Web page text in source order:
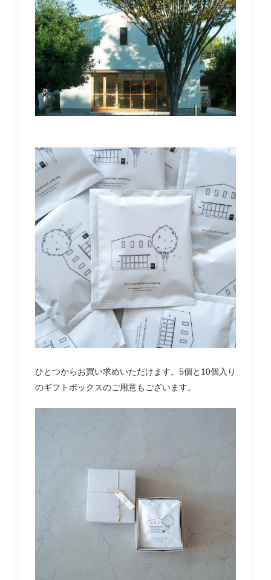
ひとつからお買い求めいただけます。5個と10個入り
のギフトボックスのご用意もございます。